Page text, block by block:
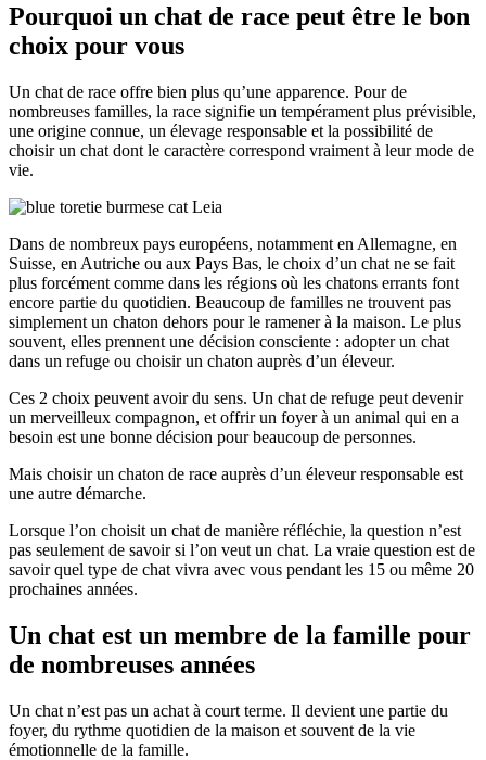
Pourquoi un chat de race peut être le bon
choix pour vous
Un chat de race offre bien plus qu’une apparence. Pour de
nombreuses familles, la race signifie un tempérament plus prévisible,
une origine connue, un élevage responsable et la possibilité de
choisir un chat dont le caractère correspond vraiment à leur mode de
vie.
Dans de nombreux pays européens, notamment en Allemagne, en
Suisse, en Autriche ou aux Pays Bas, le choix d’un chat ne se fait
plus forcément comme dans les régions où les chatons errants font
encore partie du quotidien. Beaucoup de familles ne trouvent pas
simplement un chaton dehors pour le ramener à la maison. Le plus
souvent, elles prennent une décision consciente : adopter un chat
dans un refuge ou choisir un chaton auprès d’un éleveur.
Ces 2 choix peuvent avoir du sens. Un chat de refuge peut devenir
un merveilleux compagnon, et offrir un foyer à un animal qui en a
besoin est une bonne décision pour beaucoup de personnes.
Mais choisir un chaton de race auprès d’un éleveur responsable est
une autre démarche.
Lorsque l’on choisit un chat de manière réfléchie, la question n’est
pas seulement de savoir si l’on veut un chat. La vraie question est de
savoir quel type de chat vivra avec vous pendant les 15 ou même 20
prochaines années.
Un chat est un membre de la famille pour
de nombreuses années
Un chat n’est pas un achat à court terme. Il devient une partie du
foyer, du rythme quotidien de la maison et souvent de la vie
émotionnelle de la famille.